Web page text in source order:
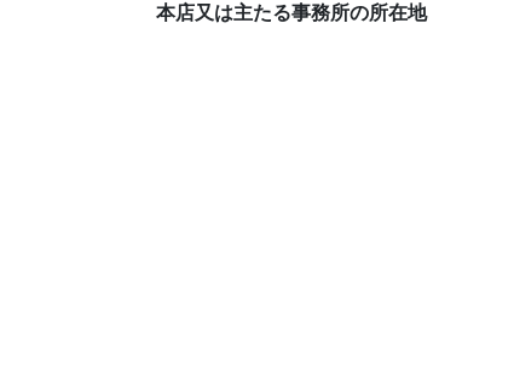
本店又は主たる事務所の所在地